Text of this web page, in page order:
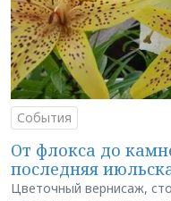
События
От флокса до
последняя
Цветочный вернисаж,